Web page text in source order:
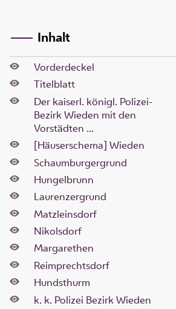
Inhalt
Vorderdeckel
Titelblatt
Der kaiserl. königl. Polizei-
Bezirk Wieden mit den
Vorstädten ...
[Häuserschema] Wieden
Schaumburgergrund
Hungelbrunn
Laurenzergrund
Matzleinsdorf
Nikolsdorf
Margarethen
Reimprechtsdorf
Hundsthurm
k. k. Polizei Bezirk Wieden